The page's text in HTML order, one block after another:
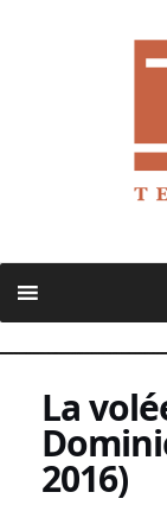
content
La
2016)